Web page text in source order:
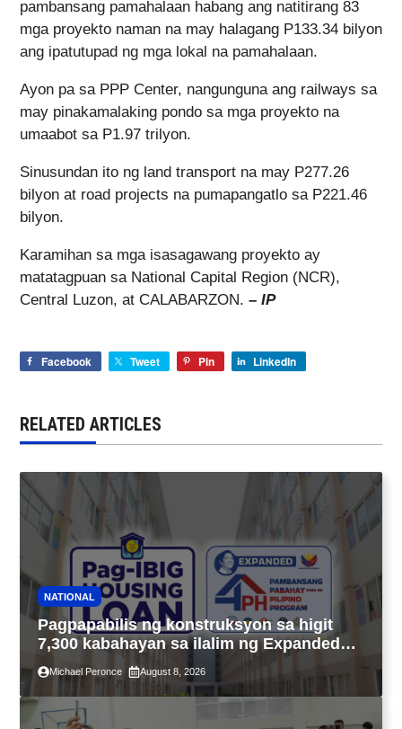
pambansang pamahalaan habang ang natitirang 83
mga proyekto naman na may halagang P133.34 bilyon
ang ipatutupad ng mga lokal na pamahalaan.
Ayon pa sa PPP Center, nangunguna ang railways sa
may pinakamalaking pondo sa mga proyekto na
umaabot sa P1.97 trilyon.
Sinusundan ito ng land transport na may P277.26
bilyon at road projects na pumapangatlo sa P221.46
bilyon.
Karamihan sa mga isasagawang proyekto ay
matatagpuan sa National Capital Region (NCR),
Central Luzon, at CALABARZON. – IP
Facebook Tweet Pin LinkedIn
RELATED ARTICLES
NATIONAL
Pagpapabilis ng konstruksyon sa higit
7,300 kabahayan sa ilalim ng Expanded
4PH, posible na sa pagtutulungan ng Pag-
IBIG at P.A. Alvarez
Michael Peronce August 8, 2026